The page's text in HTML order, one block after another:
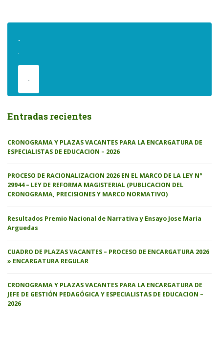
.
.
.
Entradas recientes
CRONOGRAMA Y PLAZAS VACANTES PARA LA ENCARGATURA DE
ESPECIALISTAS DE EDUCACION – 2026
PROCESO DE RACIONALIZACION 2026 EN EL MARCO DE LA LEY N°
29944 – LEY DE REFORMA MAGISTERIAL (PUBLICACION DEL
CRONOGRAMA, PRECISIONES Y MARCO NORMATIVO)
Resultados Premio Nacional de Narrativa y Ensayo Jose Maria
Arguedas
CUADRO DE PLAZAS VACANTES – PROCESO DE ENCARGATURA 2026
» ENCARGATURA REGULAR
CRONOGRAMA Y PLAZAS VACANTES PARA LA ENCARGATURA DE
JEFE DE GESTIÓN PEDAGÓGICA Y ESPECIALISTAS DE EDUCACION –
2026